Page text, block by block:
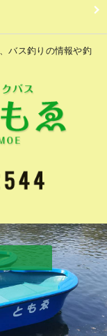
バス釣りの情報や釣